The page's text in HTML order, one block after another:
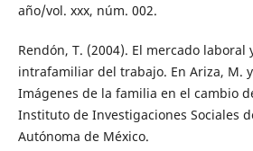
año/vol. xxx, núm. 002.
Rendón, T. (2004). El mercado laboral
intrafamiliar del trabajo. En Ariza, M.
Imágenes de la familia en el cambio
Instituto de Investigaciones Sociales
Autónoma de México.